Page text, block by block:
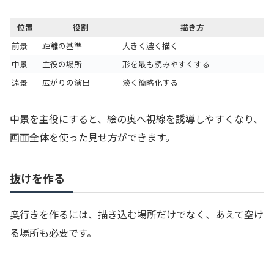
位置 役割
描き方
前景
距離の基準
大きく濃く描く
中景
主役の場所
形を最も読みやすくする
遠景
広がりの演出 淡く簡略化する
中景を主役にすると、絵の奥へ視線を誘導しやすくなり、
画面全体を使った見せ方ができます。
抜けを作る
奥行きを作るには、描き込む場所だけでなく、あえて空け
る場所も必要です。